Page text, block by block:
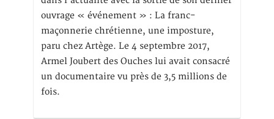
ouvrage « événement » : La franc-
maçonnerie chrétienne, une imposture,
paru chez Artège. Le 4 septembre 2017,
Armel Joubert des Ouches lui avait consacré
un documentaire vu près de 3,5 millions de
fois.